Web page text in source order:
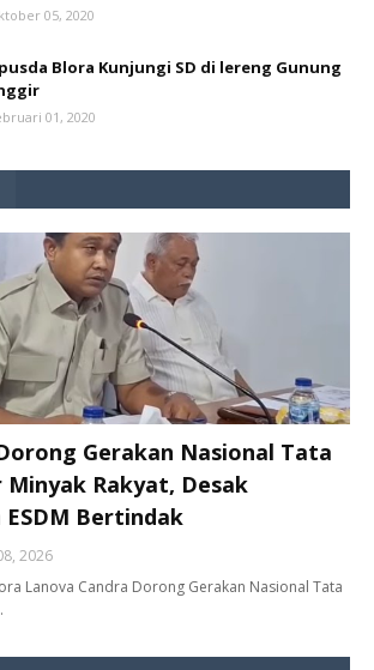
05, 2020
Blora Kunjungi SD di lereng Gunung
01, 2020
Gerakan Nasional Tata
Minyak Rakyat, Desak
Bertindak
2026
Lanova Candra Dorong Gerakan Nasional Tata